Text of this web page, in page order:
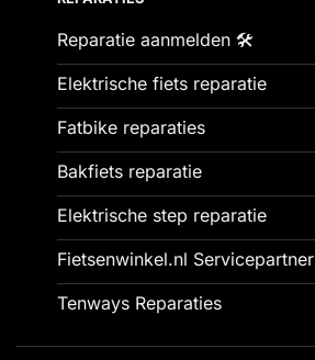
Reparatie aanmelden 🛠️
Elektrische fiets reparatie
Fatbike reparaties
Bakfiets reparatie
Elektrische step reparatie
Fietsenwinkel.nl Servicepartner
Tenways Reparaties